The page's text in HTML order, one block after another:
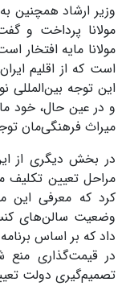
وزیر ارشاد همچنین
مولانا پرداخت و
مولانا مایه افتخار
است که از اقلیم
این توجه
و در عین حال، خود
میراث فرهنگی‌مان
در بخش دیگری از
مراحل تعیین تکلیف
کرد که معرفی این
وضعیت سالن‌های
داد که بر اساس
در قیمت‌گذاری منع
تصمیم‌گیری دولت